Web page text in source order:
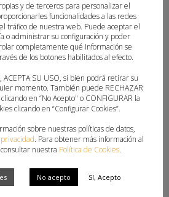
BM Elche resalta “la
para hacer una segunda
con mayor
de cara a puerta”.
“a ambos equipos por la
AON Comunitat Valenciana
en la Terreta y
El presidente de la
de la Comunitat
“al Excelentísimo
y de terceros para personalizar el
funcionalidades a las redes
tráfico de nuestra web. Puede aceptar el
o administrar su configuración y poder
completamente qué información se
de los botones habilitados al efecto.
ACEPTA SU USO, si bien podrá retirar su
momento. También puede RECHAZAR
en “No Acepto" o CONFIGURAR la
clicando en “Configurar Cookies”.
sobre nuestras políticas de datos,
. Para obtener más información al
nuestra Política de Cookies.
No acepto Sí, Acepto